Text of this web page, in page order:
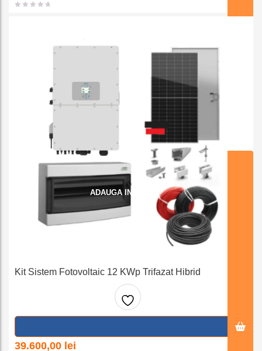
Kit Sistem Fotovoltaic 12 KWp Trifazat Hibrid
Adaug
ADAUGA IN COS
39.600,00 lei